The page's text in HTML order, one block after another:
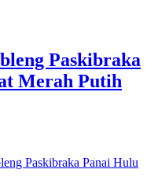
Paskibraka
Merah Putih